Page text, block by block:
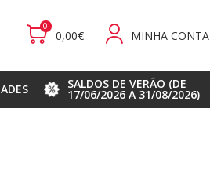
0
0,00€ MINHA CONTA
SALDOS DE VERÃO (DE
17/06/2026 A 31/08/2026)